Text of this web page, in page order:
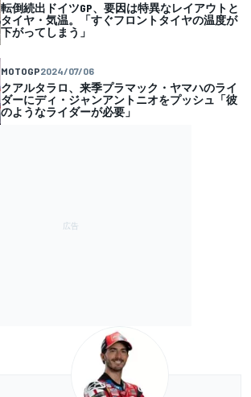
転倒続出ドイツGP、要因は特異なレイアウトと
タイヤ・気温。「すぐフロントタイヤの温度が
下がってしまう」
MOTOGP2024/07/06
クアルタラロ、来季プラマック・ヤマハのライ
ダーにディ・ジャンアントニオをプッシュ「彼
のようなライダーが必要」